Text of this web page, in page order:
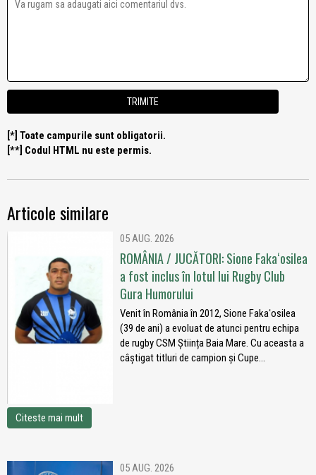
[*] Toate campurile sunt obligatorii.
[**] Codul HTML nu este permis.
Articole similare
05 AUG. 2026
ROMÂNIA / JUCĂTORI: Sione Fakaʻosilea
a fost inclus în lotul lui Rugby Club
Gura Humorului
Venit în România în 2012, Sione Fakaʻosilea
(39 de ani) a evoluat de atunci pentru echipa
de rugby CSM Știința Baia Mare. Cu aceasta a
câștigat titluri de campion și Cupe...
Citeste mai mult
05 AUG. 2026